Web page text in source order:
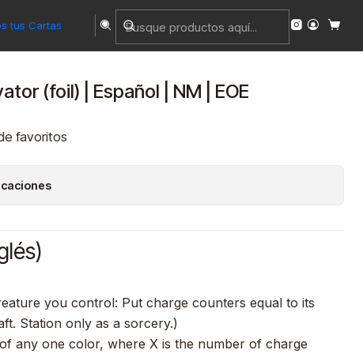
tus Cartas
(foil) | Español | NM | EOE
favoritos
you control: Put charge counters equal to its
Station only as a sorcery.)
any one color, where X is the number of charge